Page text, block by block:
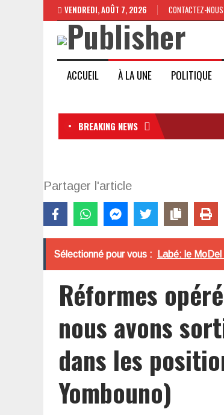
VENDREDI, AOÛT 7, 2026 CONTACTEZ-NOUS
ACCUEIL À LA UNE POLITIQUE
BREAKING NEWS
Partager l'article
Sélectionné pour vous : Labé: le
Réformes
nous avons
dans les
Yombouno)